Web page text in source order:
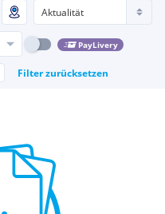
PayLivery
Filter zurücksetzen